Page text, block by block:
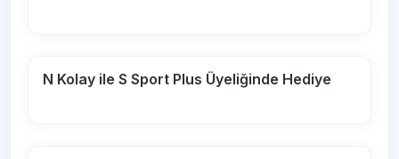
N Kolay ile S Sport Plus Üyeliğinde Hediye